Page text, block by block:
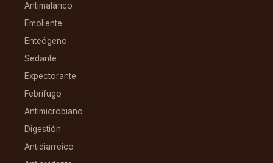
Antimalárico
Emoliente
Enteógeno
Sedante
Expectorante
Febrífugo
Antimicrobiano
Digestión
Antidiarreico